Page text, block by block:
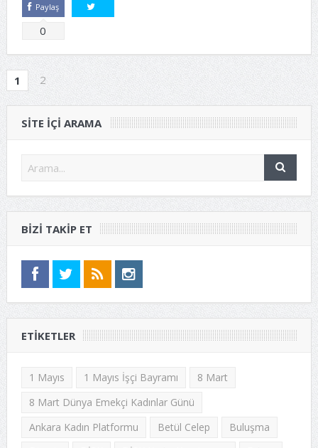
Paylaş
0
1 2
SITE IÇI ARAMA
BIZI TAKIP ET
ETIKETLER
1 Mayıs 1 Mayıs İşçi Bayramı
8 Mart
8 Mart Dünya Emekçi Kadınlar Günü
Ankara Kadın Platformu
Betül Celep
Buluşma